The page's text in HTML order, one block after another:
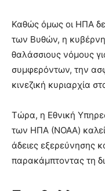
Καθώς όμως οι ΗΠΑ
των Βυθών, η
θαλάσσιους νόμους
συμφερόντων, την
κινεζική κυριαρχία
Τώρα, η Εθνική
των ΗΠΑ (NOAA)
άδειες εξερεύνησης
παρακάμπτοντας τη